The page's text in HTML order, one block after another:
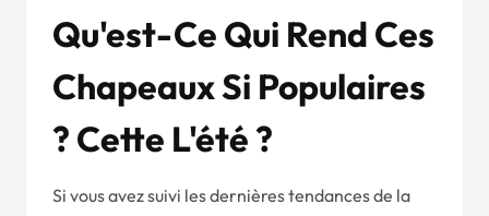
Qu'est-Ce Qui Rend Ces
Chapeaux Si Populaires
? Cette L'été ?
Si vous avez suivi les dernières tendances de la